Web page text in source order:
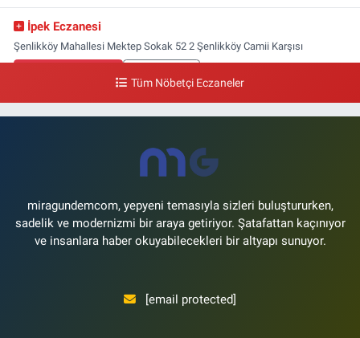
İpek Eczanesi
Şenlikköy Mahallesi Mektep Sokak 52 2 Şenlikköy Camii Karşısı
Gün Eczanesi
Yol Tarifi Al
Tüm Nöbetçi Eczaneler
miragundemcom, yepyeni temasıyla sizleri buluştururken,
sadelik ve modernizmi bir araya getiriyor. Şatafattan kaçınıyor
ve insanlara haber okuyabilecekleri bir altyapı sunuyor.
[email protected]